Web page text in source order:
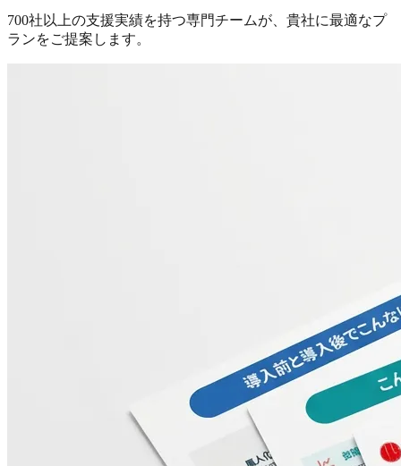
700社以上の支援実績を持つ専門チームが、貴社に最適なプ
ランをご提案します。